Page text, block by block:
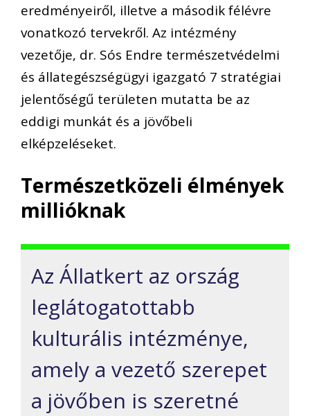
eredményeiről, illetve a második félévre
vonatkozó tervekről. Az intézmény
vezetője, dr. Sós Endre természetvédelmi
és állategészségügyi igazgató 7 stratégiai
jelentőségű területen mutatta be az
eddigi munkát és a jövőbeli
elképzeléseket.
Természetközeli élmények
millióknak
Az Állatkert az ország
leglátogatottabb
kulturális intézménye,
amely a vezető szerepet
a jövőben is szeretné